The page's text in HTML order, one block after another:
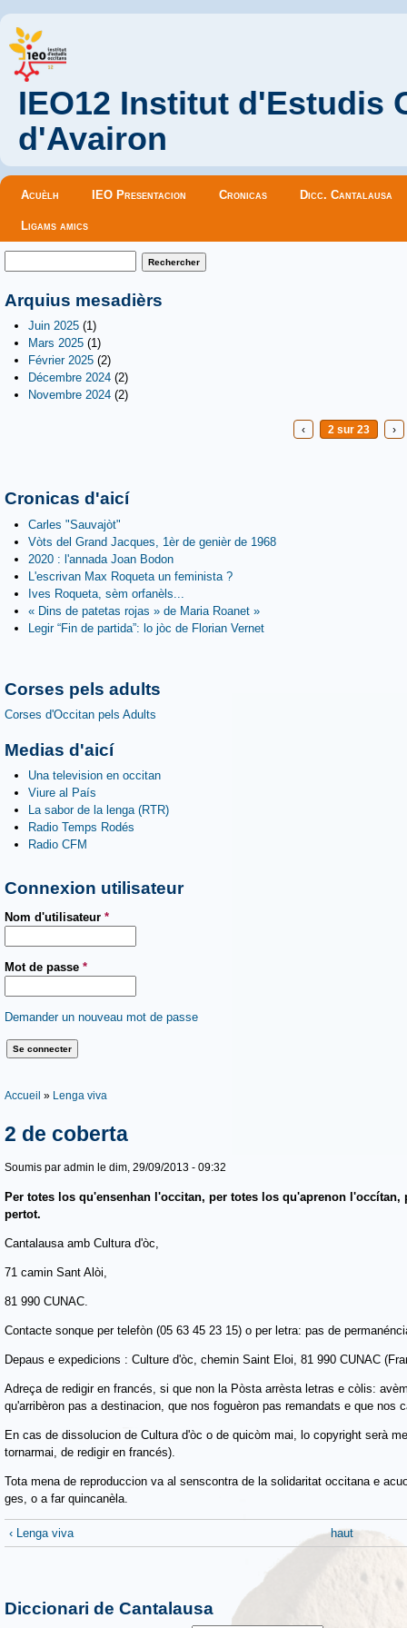
IEO12 Institut d'Estudis
d'Avairon
Menu principal
Acuèlh IEO Presentacion Cronicas Dicc. Cantalausa
Ligams amics
Formulaire de recherche
Arquius mesadièrs
Juin 2025 (1)
Mars 2025 (1)
Février 2025 (2)
Décembre 2024 (2)
Novembre 2024 (2)
‹ 2 sur 23 ›
Cronicas d'aicí
Carles "Sauvajòt"
Vòts del Grand Jacques, 1èr de genièr de 1968
2020 : l'annada Joan Bodon
L'escrivan Max Roqueta un feminista ?
Ives Roqueta, sèm orfanèls...
« Dins de patetas rojas » de Maria Roanet »
Legir “Fin de partida”: lo jòc de Florian Vernet
Corses pels adults
Corses d'Occitan pels Adults
Medias d'aicí
Una television en occitan
Viure al País
La sabor de la lenga (RTR)
Radio Temps Rodés
Radio CFM
Connexion utilisateur
Nom d'utilisateur *
Mot de passe *
Demander un nouveau mot de passe
Vous êtes ici
Accueil » Lenga viva
2 de coberta
Soumis par admin le dim, 29/09/2013 - 09:32
Per totes los qu'ensenhan l'occitan, per totes los qu'aprenon
pertot.
Cantalausa amb Cultura d'òc,
71 camin Sant Alòi,
81 990 CUNAC.
Contacte sonque per telefòn (05 63 45 23 15) o per letra: pas de
Depaus e expedicions : Culture d'òc, chemin Saint Eloi, 81 990 CUNAC
Adreça de redigir en francés, si que non la Pòsta arrèsta letras e còlis:
qu'arribèron pas a destinacion, que nos foguèron pas remandats e que nos
En cas de dissolucion de Cultura d'òc o de quicòm mai, lo copyright serà
tornarmai, de redigir en francés).
Tota mena de reproduccion va al senscontra de la solidaritat occitana e
ges, o a far quincanèla.
‹ Lenga viva haut
Diccionari de Cantalausa